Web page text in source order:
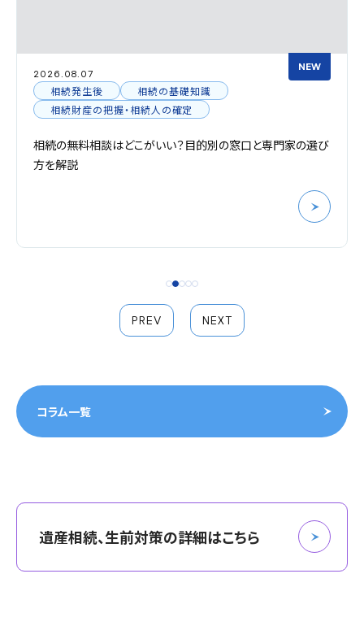
2026.08.07
NEW
相続発生後
相続の基礎知識
相続財産の把握・相続人の確定
相続の無料相談はどこがいい？目的別の窓口と専門家の選び
方を解説
PREV NEXT
コラム一覧
遺産相続、生前対策の詳細はこちら